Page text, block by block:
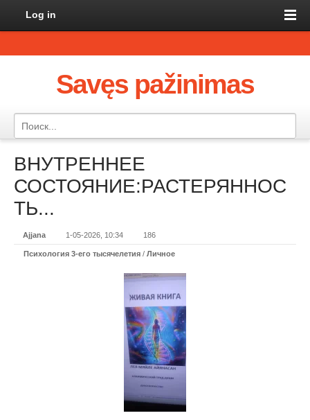
Log in
Savęs pažinimas
ВНУТРЕННЕЕ
СОСТОЯНИЕ:РАСТЕРЯННОС
ТЬ...
Ajjana 1-05-2026, 10:34 186
Психология 3-его тысячелетия / Личное